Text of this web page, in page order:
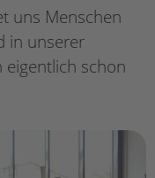
uns Menschen
in unserer
eigentlich schon